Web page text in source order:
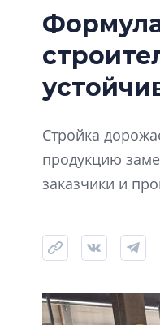
Стройка
продукцию
заказчики и